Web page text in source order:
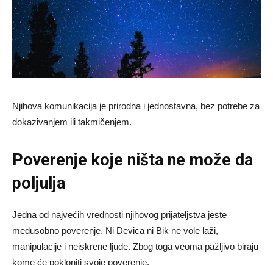
Njihova komunikacija je prirodna i jednostavna, bez potrebe za
dokazivanjem ili takmičenjem.
Poverenje koje ništa ne može da
poljulja
Jedna od najvećih vrednosti njihovog prijateljstva jeste
međusobno poverenje. Ni Devica ni Bik ne vole laži,
manipulacije i neiskrene ljude. Zbog toga veoma pažljivo biraju
kome će pokloniti svoje poverenje.